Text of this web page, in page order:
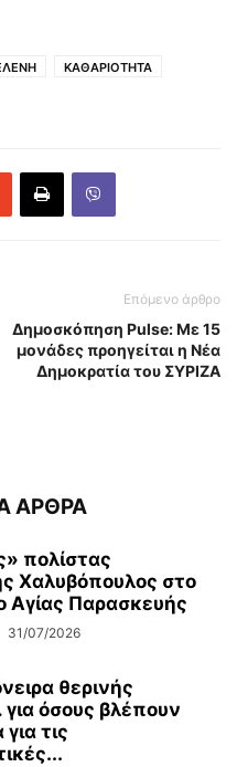
ΚΑΘΑΡΙΟΤΗΤΑ
Επόμενο άρθρο
Δημοσκόπηση Pulse: Με 15
μονάδες προηγείται η Νέα
Δημοκρατία του ΣΥΡΙΖΑ
ΑΡΘΡΑ
πολίστας
Χαλυβόπουλος στο
Αγίας Παρασκευής
31/07/2026
θερινής
όσους βλέπουν
τις